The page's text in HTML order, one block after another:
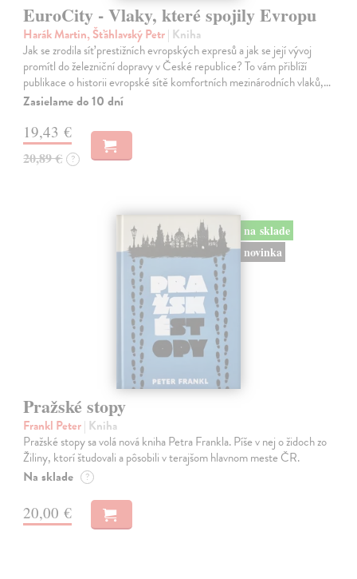
EuroCity - Vlaky, které spojily Evropu
Harák Martin, Šťáhlavský Petr| Kniha
Jak se zrodila síť prestižních evropských expresů a jak se její vývoj
promítl do železniční dopravy v České republice? To vám přiblíží
publikace o historii evropské sítě komfortních mezinárodních vlaků,…
Zasielame do 10 dní
19,43 €
20,89 € ?
na sklade
novinka
Pražské stopy
Frankl Peter| Kniha
Pražské stopy sa volá nová kniha Petra Frankla. Píše v nej o židoch zo
Žiliny, ktorí študovali a pôsobili v terajšom hlavnom meste ČR.
Na sklade ?
20,00 €